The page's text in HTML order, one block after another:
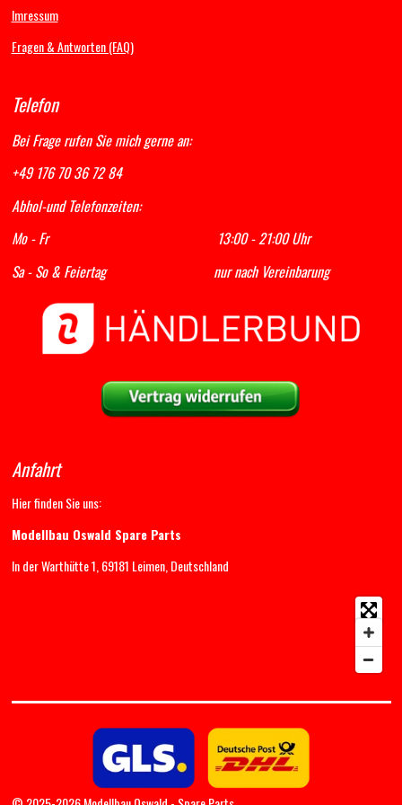
Imressum
Fragen & Antworten (FAQ)
Telefon
Bei Frage rufen Sie mich gerne an:
+49 176 70 36 72 84
Abhol-und Telefonzeiten:
Mo - Fr 13:00 - 21:00 Uhr
Sa - So & Feiertag nur nach Vereinbarung
Anfahrt
Hier finden Sie uns:
Modellbau Oswald Spare Parts
In der Warthütte 1, 69181 Leimen, Deutschland